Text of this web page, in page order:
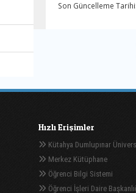
Son Güncelleme
Hızlı Erişimler
Kütahya Dumlupınar
Merkez Kütüphane
Öğrenci Bilgi Sistemi
Öğrenci İşleri Daire